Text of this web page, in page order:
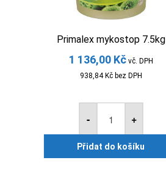
Primalex mykostop 7.5kg
1 136,00 Kč vč. DPH
938,84 Kčbez DPH
-
Primalex
mykostop
7.5kg
+
Přidat do košíku